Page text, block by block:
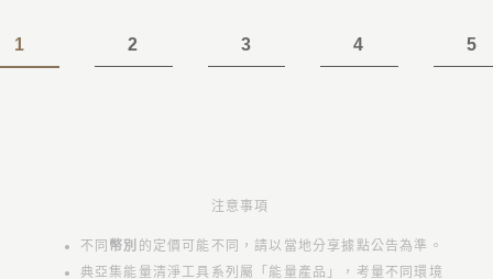
1 2 3 4 5
注意事項
不同 幣別 的定價可能不同，請以當地分享據點公告為準。
典亞集能量清淨工具系列屬「能量產品」，考量不同環境